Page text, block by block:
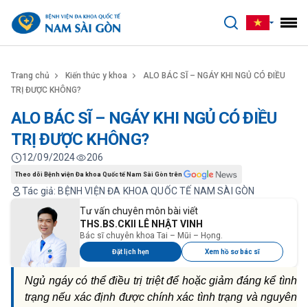
Trang chủ Kiến thức y khoa
ALO BÁC SĨ – NGÁY KHI NGỦ CÓ ĐIỀU
TRỊ ĐƯỢC KHÔNG?
ALO BÁC SĨ – NGÁY KHI NGỦ CÓ ĐIỀU
TRỊ ĐƯỢC KHÔNG?
Tác giả: BỆNH VIỆN ĐA KHOA QUỐC TẾ NAM SÀI GÒN
12/09/2024 206
Theo dõi Bệnh viện Đa khoa Quốc tế Nam Sài Gòn trên
Tư vấn chuyên môn bài viết
THS.BS.CKII LÊ NHẬT VINH
Bác sĩ chuyên khoa Tai – Mũi – Họng.
Đặt lịch hẹn Xem hồ sơ bác sĩ
Ngủ ngáy có thể điều trị triệt để hoặc giảm đáng kể tình
trạng nếu xác định được chính xác tình trạng và nguyên